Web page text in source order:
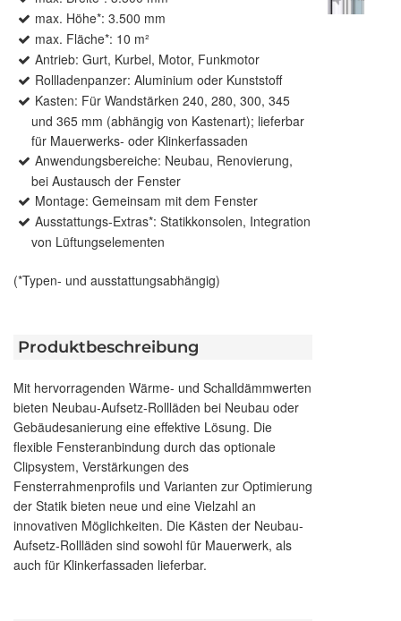
max. Höhe*: 3.500 mm
max. Fläche*: 10 m²
Antrieb: Gurt, Kurbel, Motor, Funkmotor
Rollladenpanzer: Aluminium oder Kunststoff
Kasten: Für Wandstärken 240, 280, 300, 345
und 365 mm (abhängig von Kastenart); lieferbar
für Mauerwerks- oder Klinkerfassaden
Anwendungsbereiche: Neubau, Renovierung,
bei Austausch der Fenster
Montage: Gemeinsam mit dem Fenster
Ausstattungs-Extras*: Statikkonsolen, Integration
von Lüftungselementen
(*Typen- und ausstattungsabhängig)
Produktbeschreibung
Mit hervorragenden Wärme- und Schalldämmwerten
bieten Neubau-Aufsetz-Rollläden bei Neubau oder
Gebäudesanierung eine effektive Lösung. Die
flexible Fensteranbindung durch das optionale
Clipsystem, Verstärkungen des
Fensterrahmenprofils und Varianten zur Optimierung
der Statik bieten neue und eine Vielzahl an
innovativen Möglichkeiten. Die Kästen der Neubau-
Aufsetz-Rollläden sind sowohl für Mauerwerk, als
auch für Klinkerfassaden lieferbar.